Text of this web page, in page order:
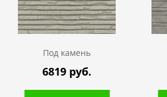
Под камень
6819 руб.